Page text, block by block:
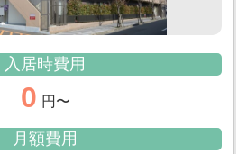
入居時費用
0 円〜
月額費用